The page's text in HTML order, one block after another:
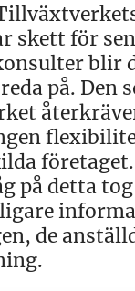
skett för
på.
på detta
de